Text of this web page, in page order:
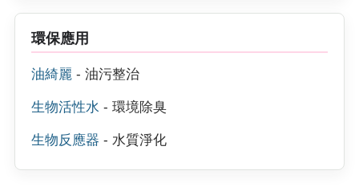
環保應用
油綺麗 - 油污整治
生物活性水 - 環境除臭
生物反應器 - 水質淨化